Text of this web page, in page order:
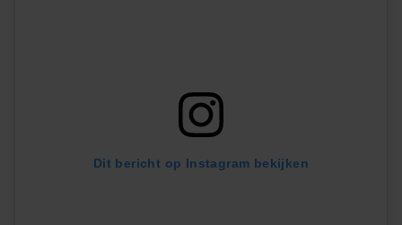
Dit bericht op Instagram bekijken